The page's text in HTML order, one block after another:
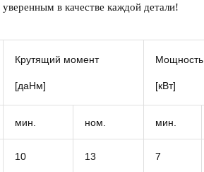
в качестве каждой детали!
Крутящий момент
[даНм]
Мощность
[кВт]
мин. ном. мин.
10 13 7